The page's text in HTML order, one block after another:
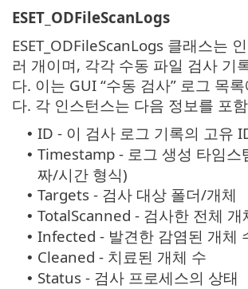
ESET_ODFileScanLogs
ESET_ODFileScanLogs 클래스는
러 개이며, 각각 수동 파일 검사 기
다. 이는 GUI “수동 검사” 로그 목
다. 각 인스턴스는 다음 정보를 포
• ID - 이 검사 로그 기록의 고유
• Timestamp - 로그 생성 타임스
짜/시간 형식)
• Targets - 검사 대상 폴더/개체
• TotalScanned - 검사한 전체 개
• Infected - 발견한 감염된 개체
• Cleaned - 치료된 개체 수
• Status - 검사 프로세스의 상태